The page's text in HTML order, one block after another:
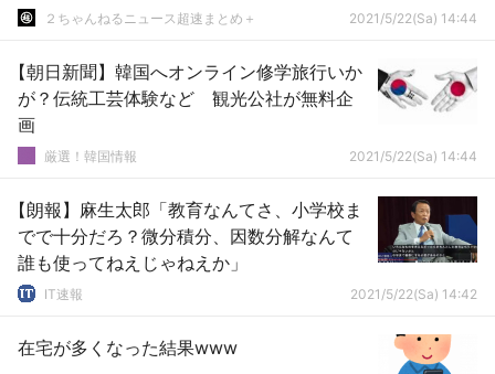
２ちゃんねるニュース超速まとめ＋ 2021/5/22(Sa) 14:44
【朝日新聞】韓国へオンライン修学旅行いか
が？伝統工芸体験など 観光公社が無料企
画
厳選！韓国情報 2021/5/22(Sa) 14:44
【朗報】麻生太郎「教育なんてさ、小学校ま
でで十分だろ？微分積分、因数分解なんて
誰も使ってねえじゃねえか」
IT速報 2021/5/22(Sa) 14:42
在宅が多くなった結果www